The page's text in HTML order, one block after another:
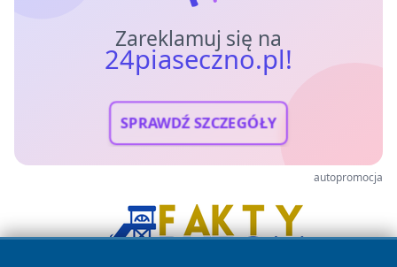
Zareklamuj się na
24piaseczno.pl!
SPRAWDŹ SZCZEGÓŁY
autopromocja